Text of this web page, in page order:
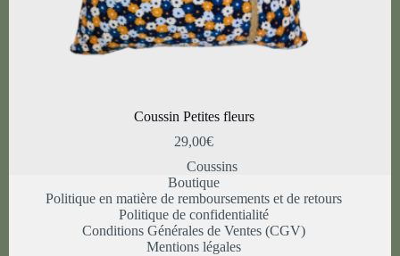
Coussin Petites fleurs
29,00€
Coussins
Boutique
Politique en matière de remboursements et de retours
Politique de confidentialité
Conditions Générales de Ventes (CGV)
Mentions légales